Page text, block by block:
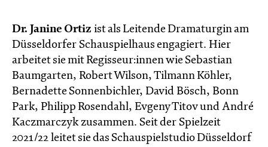
Dr. Janine Ortiz ist als Leitende Dramaturgin am
Düsseldorfer Schauspielhaus engagiert. Hier
arbeitet sie mit Regisseur:innen wie Sebastian
Baumgarten, Robert Wilson, Tilmann Köhler,
Bernadette Sonnenbichler, David Bösch, Bonn
Park, Philipp Rosendahl, Evgeny Titov und André
Kaczmarczyk zusammen. Seit der Spielzeit
2021/22 leitet sie das Schauspielstudio Düsseldorf